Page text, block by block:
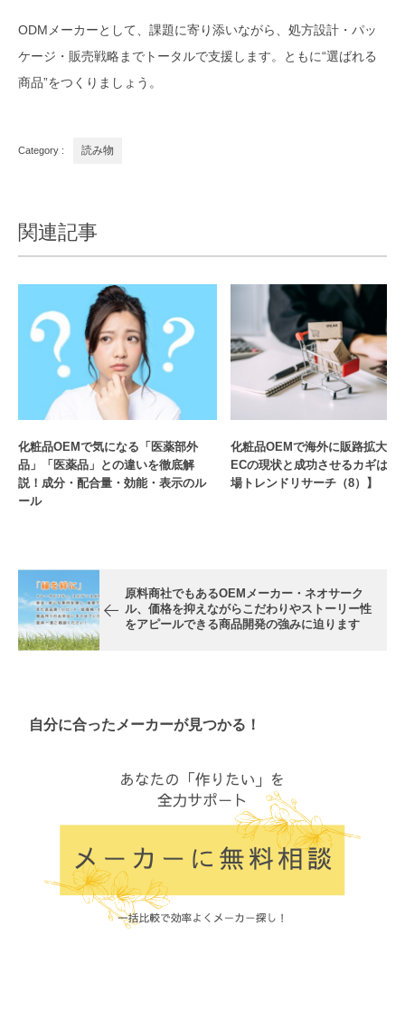
ODMメーカーとして、課題に寄り添いながら、処方設計・パッ
ケージ・販売戦略までトータルで支援します。ともに“選ばれる
商品”をつくりましょう。
Category : 読み物
関連記事
化粧品OEMで気になる「医薬部外
品」「医薬品」との違いを徹底解
説！成分・配合量・効能・表示のル
ール
化粧品OEMで海外に販路拡大！
ECの現状と成功させるカギは？
場トレンドリサーチ（8）】
原料商社でもあるOEMメーカー・ネオサーク
ル、価格を抑えながらこだわりやストーリー性
をアピールできる商品開発の強みに迫ります
自分に合ったメーカーが見つかる！